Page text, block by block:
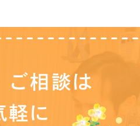
ご相談は
軽に